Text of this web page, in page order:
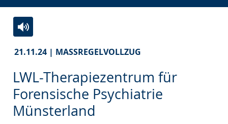
21.11.24 | MASSREGELVOLLZUG
LWL-Therapiezentrum für
Forensische Psychiatrie
Münsterland
Leichten
Sprache
wechseln.
Audio-
Unterstützung.
Video
in
Deutscher
Gebärdensprache
wird